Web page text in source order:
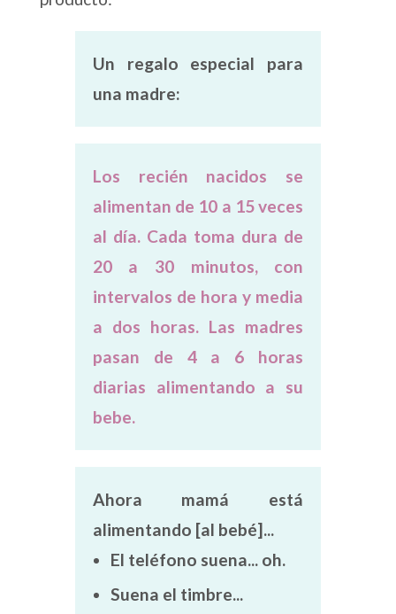
Un regalo especial para
una madre:
Los recién nacidos se
alimentan de 10 a 15 veces
al día. Cada toma dura de
20 a 30 minutos, con
intervalos de hora y media
a dos horas. Las madres
pasan de 4 a 6 horas
diarias alimentando a su
bebe.
Ahora mamá está
alimentando [al bebé]...
El teléfono suena... oh.
Suena el timbre...